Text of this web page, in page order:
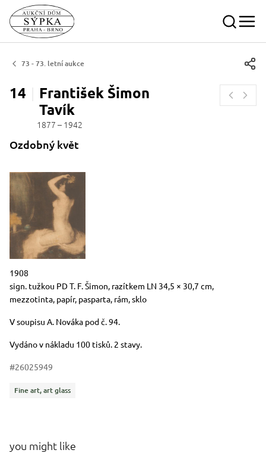
73 - 73. letní aukce
14 František Šimon
Tavík
1877 – 1942
Ozdobný květ
Description of the period of creation in words
1908
Dimensions
Short item description
sign. tužkou PD T. F. Šimon, razítkem LN 34,5 × 30,7 cm,
mezzotinta, papír, pasparta, rám, sklo
V soupisu A. Nováka pod č. 94.
Vydáno v nákladu 100 tisků. 2 stavy.
#26025949
Categories
Fine art, art glass
you might like